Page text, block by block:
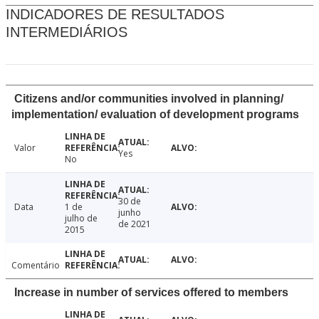
INDICADORES DE RESULTADOS
INTERMEDIÁRIOS
Citizens and/or communities involved in planning/
implementation/ evaluation of development programs
Valor
No
Yes
Data
1 de
julho de
2015
30 de
junho
de 2021
Comentário
Increase in number of services offered to members